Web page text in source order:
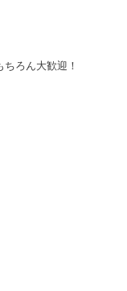
ろん大歓迎！